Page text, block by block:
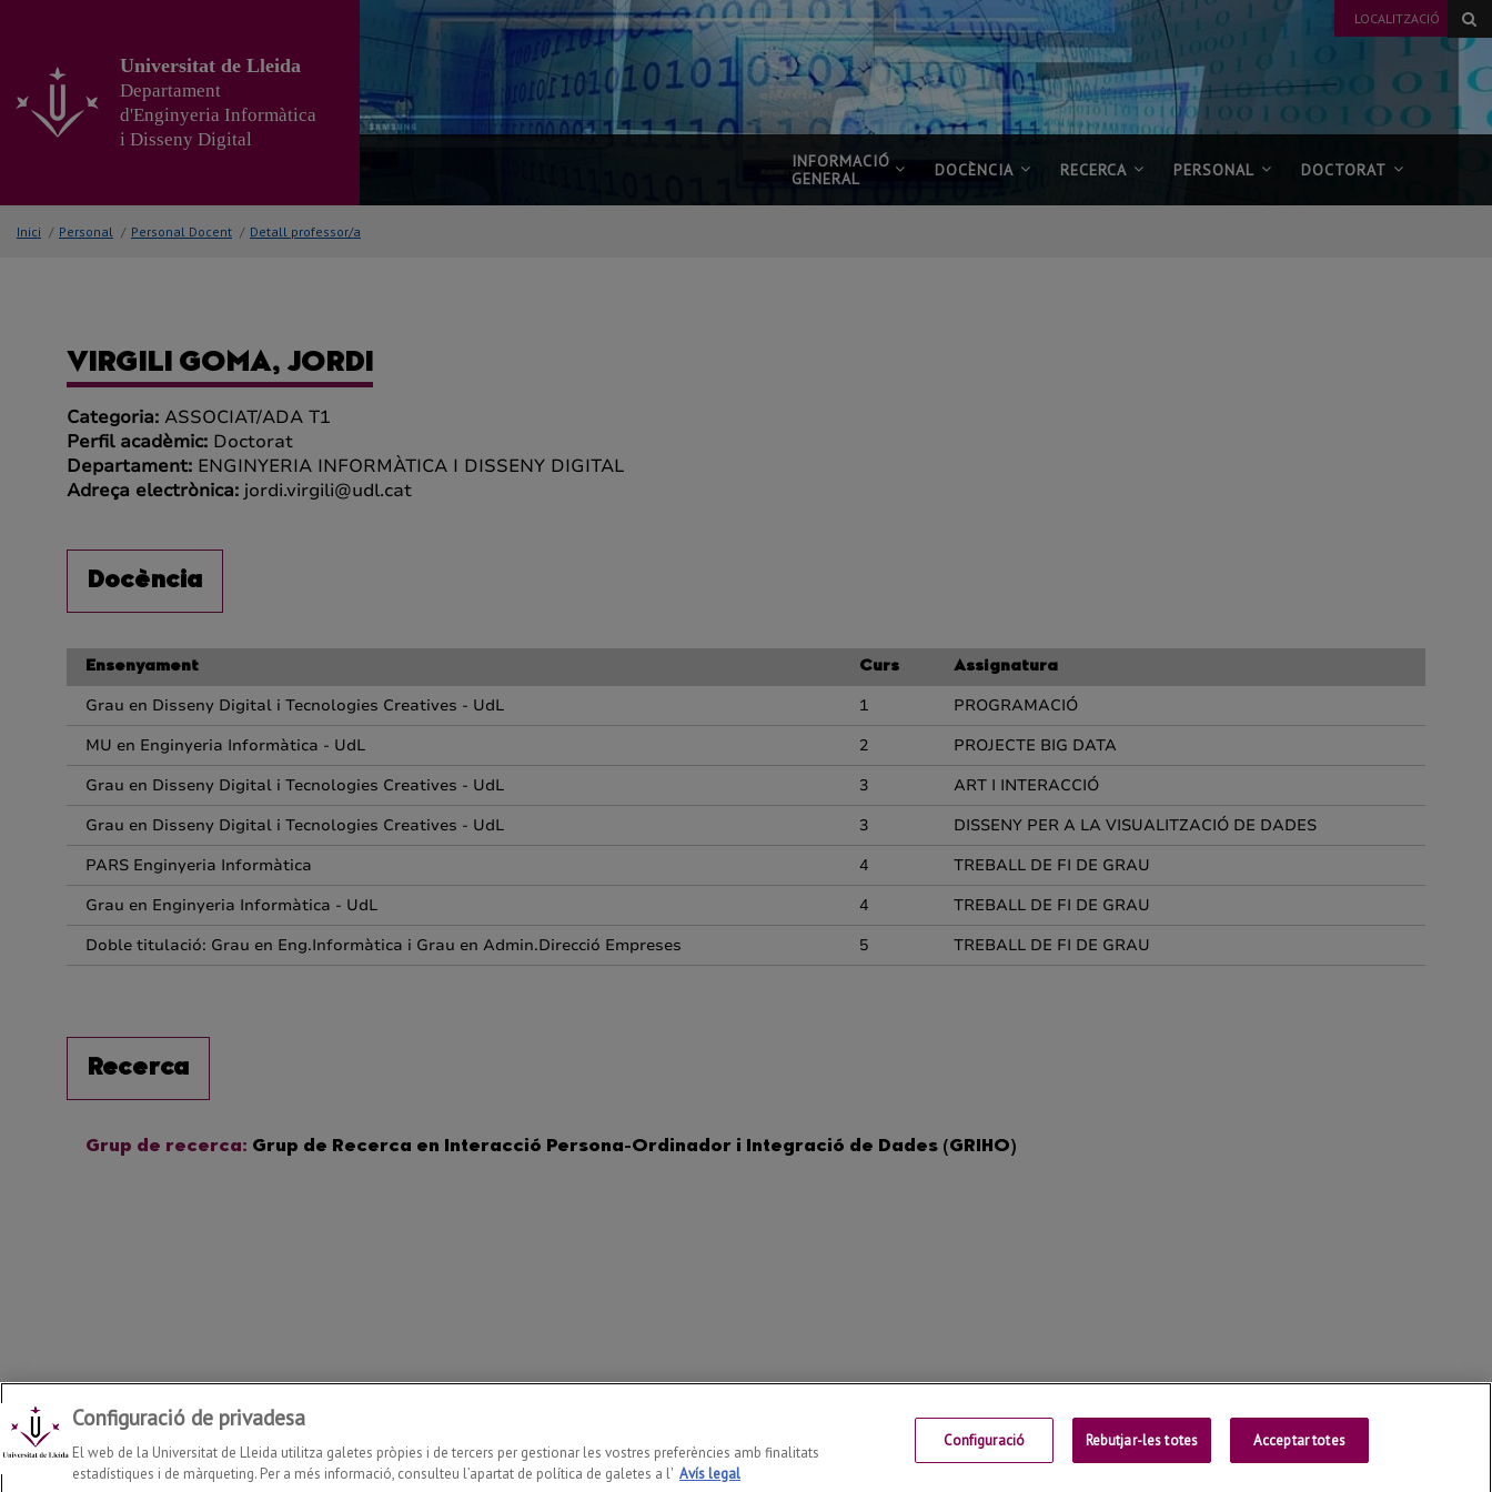
principal
LOCALITZACIÓ
Universitat de Lleida
Departament
d'Enginyeria Informàtica
i Disseny Digital
INFORMACIÓ
GENERAL
DOCÈNCIA RECERCA PERSONAL DOCTORAT
Inici / Personal / Personal Docent / Detall professor/a
Departament d'Enginyeria Informàtica i Disseny Digital2026© | Telf: +34 973 70 27 55 Contactar Universitat de Lleida
Configuració de privadesa
El web de la Universitat de Lleida utilitza galetes pròpies i de tercers per gestionar les vostres preferències amb finalitats
estadístiques i de màrqueting. Per a més informació, consulteu l’apartat de política de galetes a l' Avís legal
Configuració Rebutjar-les totes Acceptar totes